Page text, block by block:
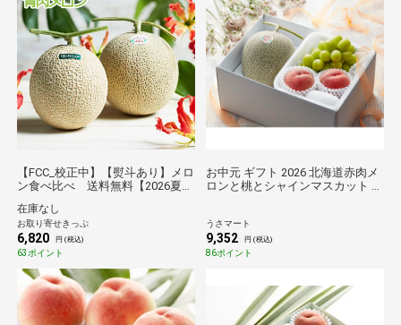
【FCC_校正中】【熨斗あり】メロ
ン食べ比べ 送料無料【2026夏ギ
在庫なし
お取り寄せきっぷ
6,820 円 (税込)
63ポイント
お中元 ギフト 2026 北海道赤肉メ
ロンと桃とシャインマスカット メ
うさマート
9,352 円 (税込)
86ポイント